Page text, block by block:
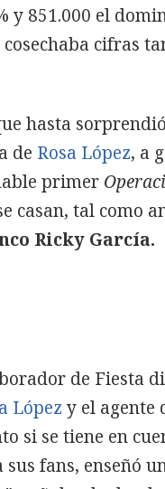
y 851.000 el
cifras
hasta
de Rosa López, a
primer
casan, tal como
Ricky García.
de Fiesta
López y el agente
si se tiene en
sus fans, enseñó